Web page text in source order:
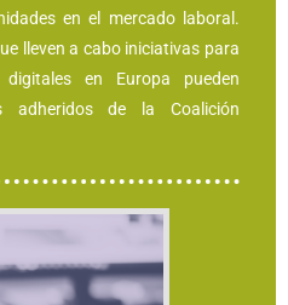
en el mercado laboral.
lleven a cabo iniciativas para
en Europa pueden
adheridos de la Coalición